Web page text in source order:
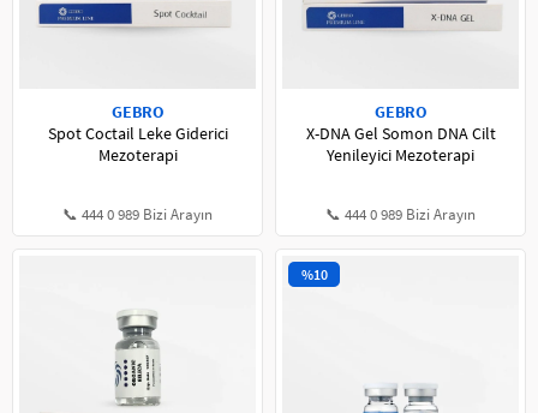
GEBRO
Spot Coctail Leke Giderici
Mezoterapi
📞 444 0 989 Bizi Arayın
GEBRO
X-DNA Gel Somon DNA Cilt
Yenileyici Mezoterapi
📞 444 0 989 Bizi Arayın
%10